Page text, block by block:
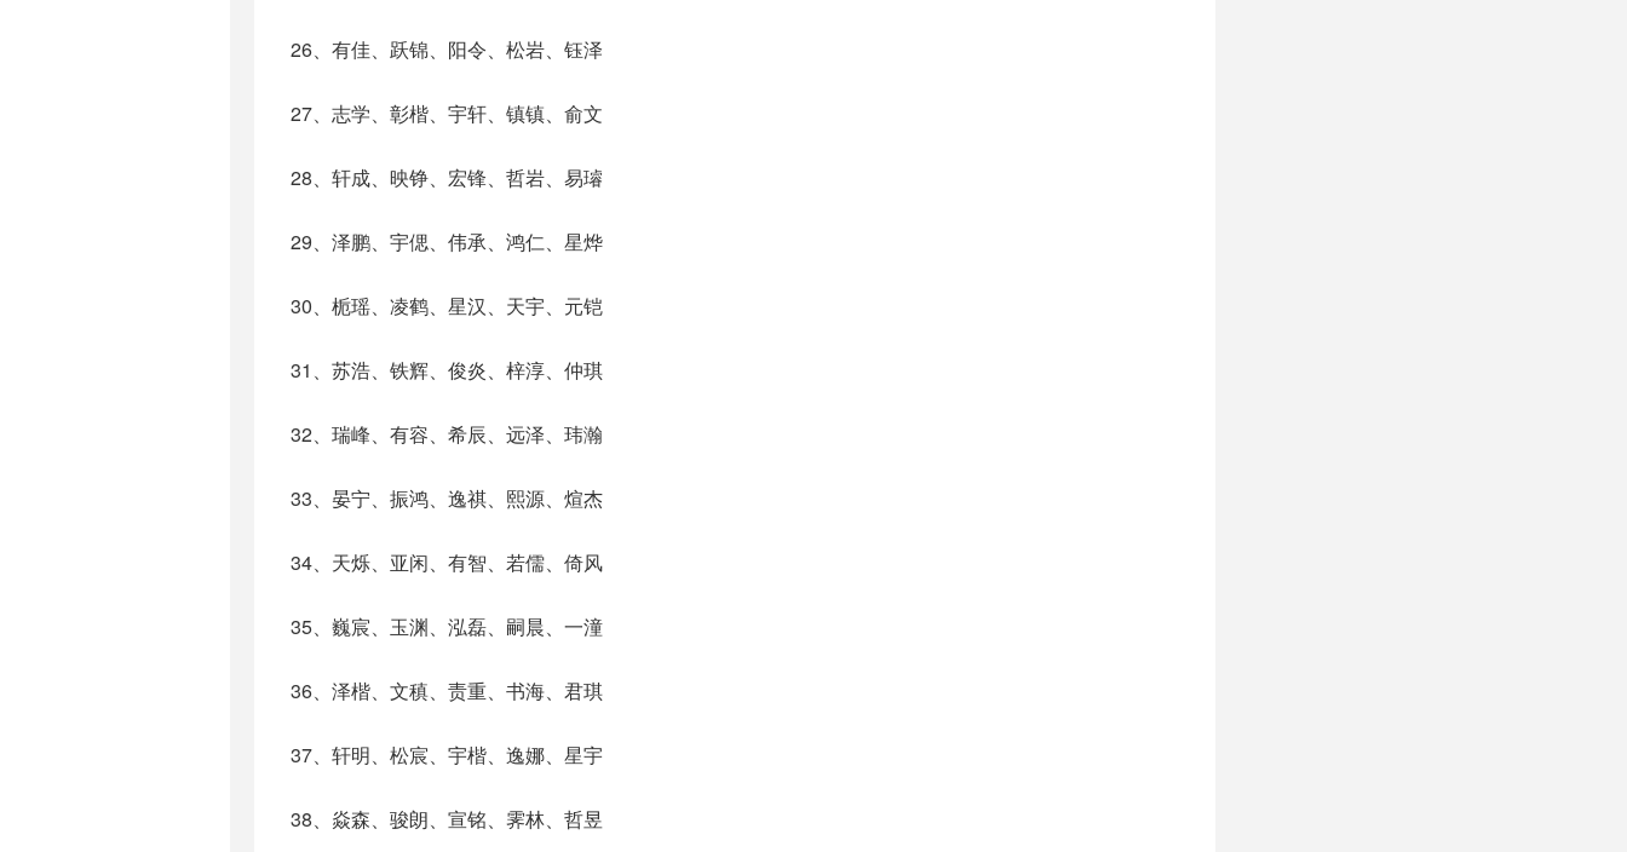
26、有佳、跃锦、阳令、松岩、钰泽
27、志学、彰楷、宇轩、镇镇、俞文
28、轩成、映铮、宏锋、哲岩、易璿
29、泽鹏、宇偲、伟承、鸿仁、星烨
30、栀瑶、凌鹤、星汉、天宇、元铠
31、苏浩、铁辉、俊炎、梓淳、仲琪
32、瑞峰、有容、希辰、远泽、玮瀚
33、晏宁、振鸿、逸祺、熙源、煊杰
34、天烁、亚闲、有智、若儒、倚风
35、巍宸、玉渊、泓磊、嗣晨、一潼
36、泽楷、文稹、责重、书海、君琪
37、轩明、松宸、宇楷、逸娜、星宇
38、焱森、骏朗、宣铭、霁林、哲昱